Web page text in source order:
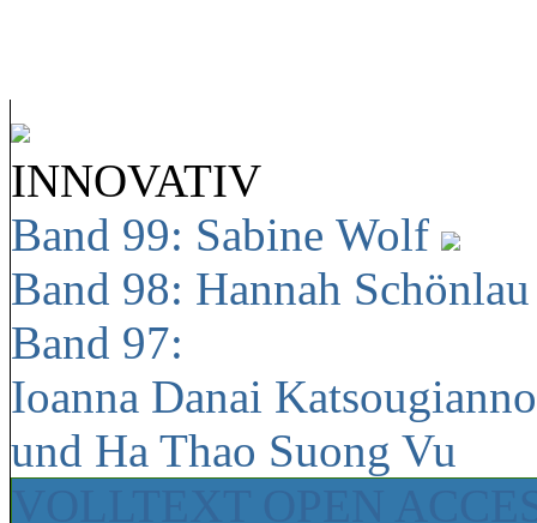
INNOVATIV
Band 99: Sabine Wolf
Band 98: Hannah
Band 97:
Ioanna Danai
und Ha Thao Suong Vu